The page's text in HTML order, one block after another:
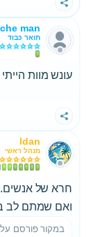
שתף
man
תואר כבוד
עונש מוות
שתף
Idan
מנהל ראשי
חרא של
ואם שמתם לב
במקור פורסם על